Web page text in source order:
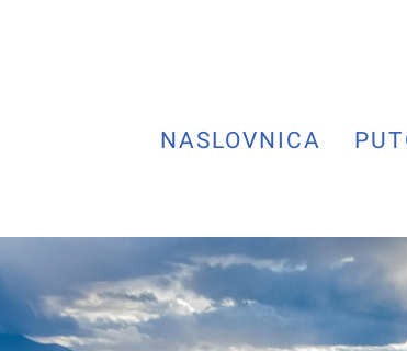
NASLOVNICA